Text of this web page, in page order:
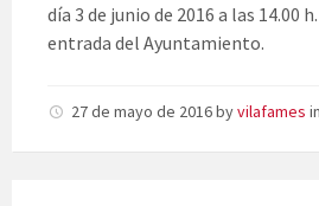
día 3 de junio de 2016 a las 14.00
entrada del Ayuntamiento.
27 de mayo de 2016byvilafames in